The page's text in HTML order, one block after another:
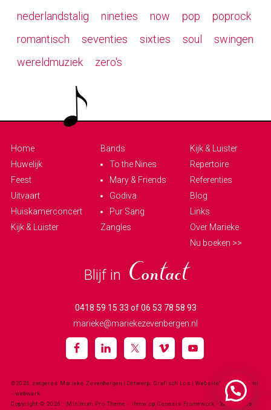
nederlandstalig
nineties now pop
poprock
romantisch
seventies sixties soul
swingen
wereldmuziek
zero's
Home
Huwelijk
Feest
Uitvaart
Huiskamerconcert
Kijk & Luister
Bands
To the Nines
Mary & Friends
Godiva
Pur Sang
Zangles
Kijk & Luister
Repertoire
Referenties
Blog
Links
Over Marieke
Nu boeken >>
Blijf in Contact
0418 59 15 33 of 06 53 78 58 93
marieke@mariekezevenbergen.nl
©2026 zangeres Marieke Zevenbergen | Ontwerp: Grafisch Los | Websitebouw:halfjuni
- webwerk
Copyright © 2026 · Minimum Pro Theme - ihmw op Genesis Framework · WordPress ·